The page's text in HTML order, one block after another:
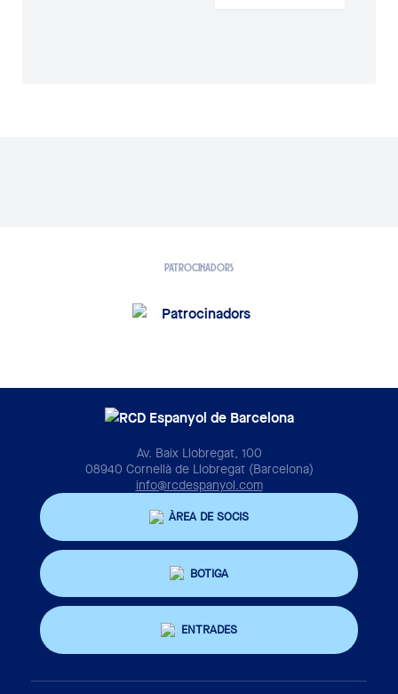
PATROCINADORS
Av. Baix Llobregat, 100
08940 Cornellà de Llobregat (Barcelona)
info@rcdespanyol.com
ÀREA DE SOCIS
BOTIGA
ENTRADES